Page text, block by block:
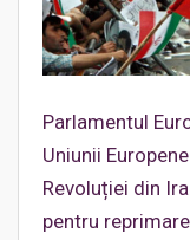
Parlamentul
Uniunii
Revoluției din
pentru